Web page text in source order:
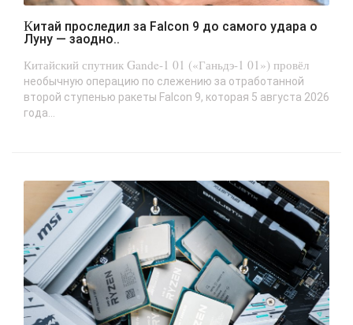
Китай проследил за Falcon 9 до самого удара о
Луну — заодно..
Китайский спутник Gande-1 01 («Ганьдэ-1 01») провёл
необычную операцию по слежению за отработанной
второй ступенью ракеты Falcon 9, которая 5 августа 2026
года...